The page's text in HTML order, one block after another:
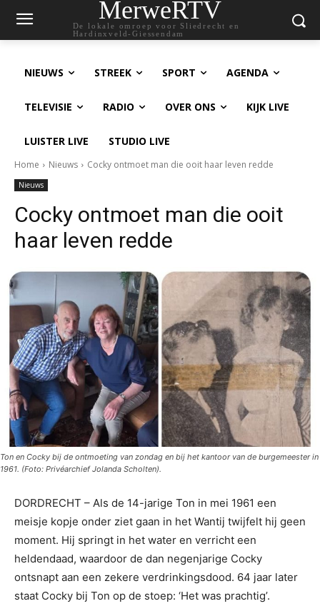
MerweRTV
De lokale omroep voor Sliedrecht en
Hardinxveld-Giessendam
NIEUWS STREEK SPORT AGENDA
TELEVISIE RADIO OVER ONS KIJK LIVE
LUISTER LIVE STUDIO LIVE
Home Nieuws Cocky ontmoet man die ooit haar leven redde
Nieuws
Cocky ontmoet man die ooit
haar leven redde
Ton en Cocky bij de ontmoeting van zondag en bij het kantoor van de burgemeester in
1961. (Foto: Privéarchief Jolanda Scholten).
DORDRECHT – Als de 14-jarige Ton in mei 1961 een
meisje kopje onder ziet gaan in het Wantij twijfelt hij geen
moment. Hij springt in het water en verricht een
heldendaad, waardoor de dan negenjarige Cocky
ontsnapt aan een zekere verdrinkingsdood. 64 jaar later
staat Cocky bij Ton op de stoep: ‘Het was prachtig’.